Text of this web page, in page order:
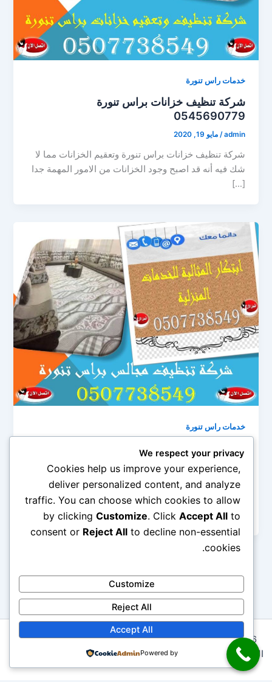
خدمات راس تنورة
شركة تنظيف خزانات براس تنورة
0545690779
admin
/مايو 19, 2020
شركة تنظيف خزانات براس تنورة وتعقيم الخزانات مما لا
شك فيه أنه قد اصبح وجود الخزانات من الامور المهمة جدا
[…]
خدمات راس تنورة
شركة تنظيف مجالس براس تنورة
0545690779
مارس 27, 2020
شركة تنظيف مجالس براس تنورة من المعروف عن العربي
إنه كريم يحب أن يستقبل الضيوف ولذا تجد في كل البيوت
Copyright © 2026 شركة ابتكار المثالية 0545690779 لخدمات
التنظيف ومكافحة الحشرات | Powered by
قالب Astra للووردبريس
We respect your privacy
Cookies help us improve your experience,
deliver personalized content, and analyze
traffic. You can choose which cookies to allow
by clickingCustomize. ClickAccept All to
consent or Reject All to decline non-essential
cookies.
Customize
Reject All
Accept All
Powered by